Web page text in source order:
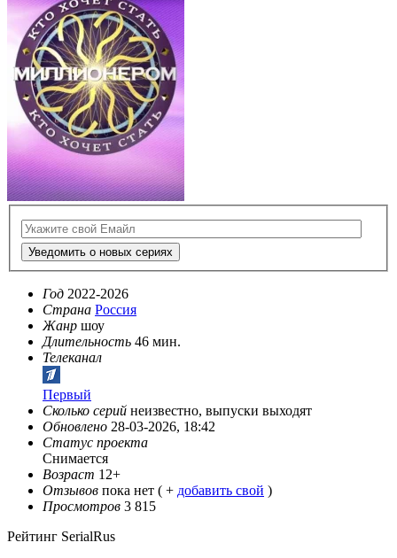
Уведомить о новых сериях
Год 2022-2026
Страна Россия
Жанр шоу
Длительность 46 мин.
Телеканал
Первый
Сколько серий неизвестно, выпуски выходят
Обновлено 28-03-2026, 18:42
Статус проекта
Снимается
Возраст 12+
Отзывов пока нет ( + добавить свой )
Просмотров 3 815
Рейтинг SerialRus